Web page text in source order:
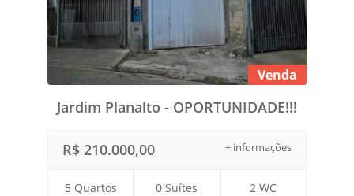
Venda
Jardim Planalto - OPORTUNIDADE!!!
+ informações
R$ 210.000,00
5 Quartos 0 Suítes 2 WC